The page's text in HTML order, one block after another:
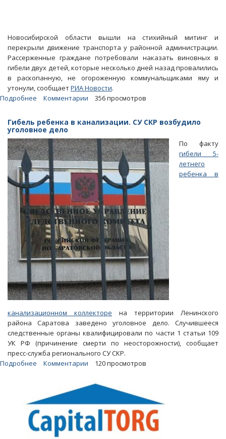
Новосибирской области вышли на стихийный митинг и
перекрыли движение транспорта у районной администрации.
Рассерженные граждане потребовали наказать виновных в
гибели двух детей, которые несколько дней назад провалились
в раскопанную, не огороженную коммунальщиками яму и
утонули, сообщаетРИА Новости.
Подробнее
гибели
двух
детей
в
разрытой
яме
сельчане
едва
перекрыли
дорогу
Комментарии 356 просмотров
Гибель ребенка в канализации. СУ СКР возбудило
уголовное дело
По факту
гибели 5-
летнего
ребенка в
канализационном коллекторе на территории Ленинского
района Саратова заведено уголовное дело. Случившееся
следственные органы квалифицировали по части 1 статьи 109
УК РФ (причинение смерти по неосторожности), сообщает
пресс-служба регионального СУ СКР.
Подробнее
канализации.
СУ
СКР
возбудило
Комментарии 120 просмотров